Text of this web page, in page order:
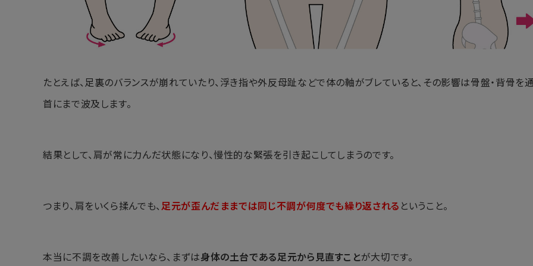
たとえば、足裏のバランスが崩れていたり、浮き指や外反母趾などで体の軸がブレていると、その影響は骨盤・背骨を
首にまで波及します。
結果として、肩が常に力んだ状態になり、慢性的な緊張を引き起こしてしまうのです。
つまり、肩をいくら揉んでも、 足元が歪んだままでは同じ不調が何度でも繰り返される ということ。
本当に不調を改善したいなら、まずは身体の土台である足元から見直すことが大切です。